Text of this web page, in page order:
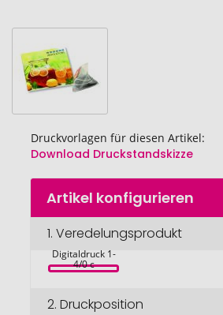
Druckvorlagen für diesen Artikel:
Download Druckstandskizze
Zum
Anfang
Bildgalerie
springen
Artikel konfigurieren
1. Veredelungsprodukt
Beutel Ice Tea,
Digitaldruck 1-
4/0 c
2. Druckposition